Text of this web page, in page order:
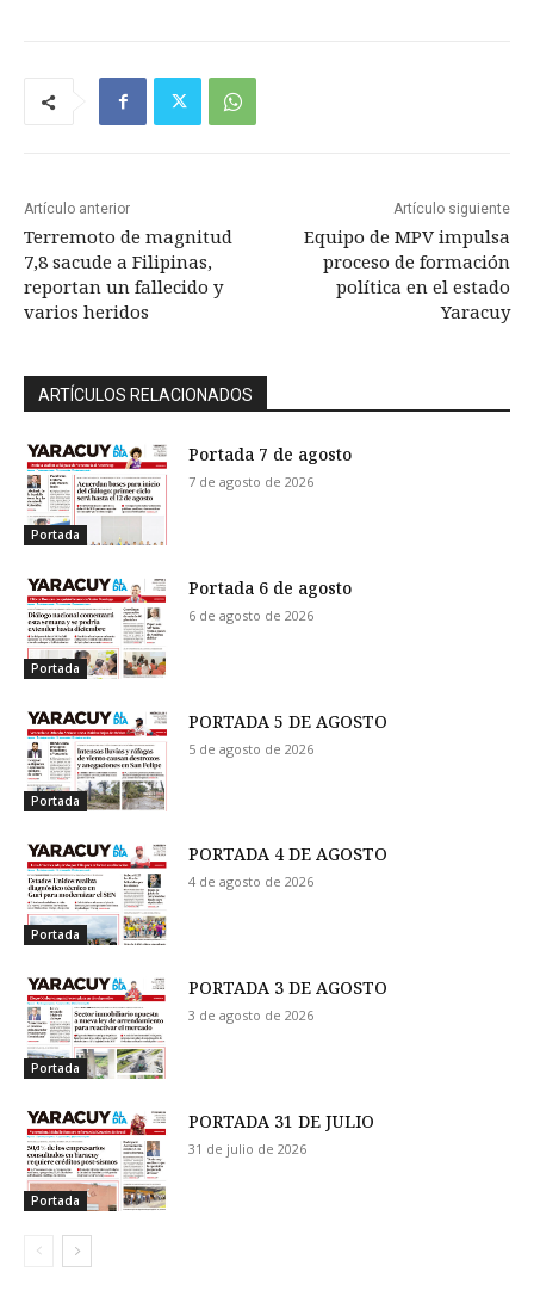
Artículo anterior
Terremoto de magnitud
7,8 sacude a Filipinas,
reportan un fallecido y
varios heridos
Artículo siguiente
Equipo de MPV impulsa
proceso de formación
política en el estado
Yaracuy
ARTÍCULOS RELACIONADOS
Portada
Portada 7 de agosto
7 de agosto de 2026
Portada
Portada 6 de agosto
6 de agosto de 2026
Portada
PORTADA 5 DE AGOSTO
5 de agosto de 2026
Portada
PORTADA 4 DE AGOSTO
4 de agosto de 2026
Portada
PORTADA 3 DE AGOSTO
3 de agosto de 2026
Portada
PORTADA 31 DE JULIO
31 de julio de 2026